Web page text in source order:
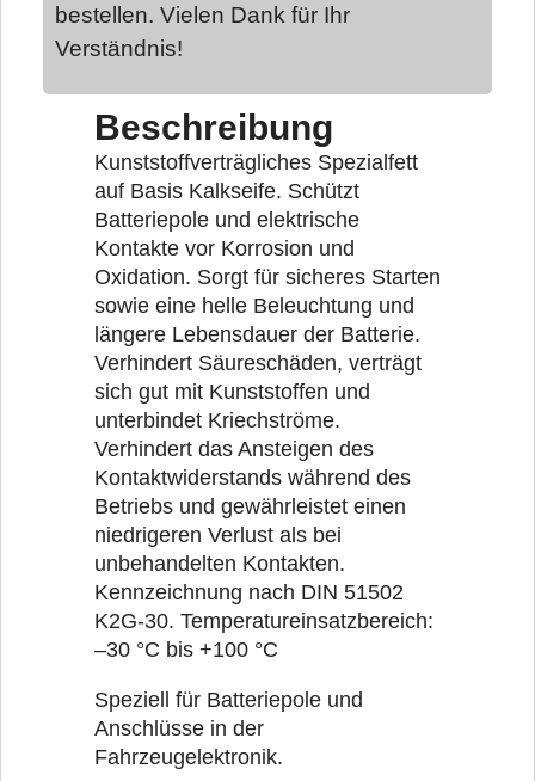
bestellen. Vielen Dank für Ihr
Verständnis!
Beschreibung
Kunststoffverträgliches Spezialfett
auf Basis Kalkseife. Schützt
Batteriepole und elektrische
Kontakte vor Korrosion und
Oxidation. Sorgt für sicheres Starten
sowie eine helle Beleuchtung und
längere Lebensdauer der Batterie.
Verhindert Säureschäden, verträgt
sich gut mit Kunststoffen und
unterbindet Kriechströme.
Verhindert das Ansteigen des
Kontaktwiderstands während des
Betriebs und gewährleistet einen
niedrigeren Verlust als bei
unbehandelten Kontakten.
Kennzeichnung nach DIN 51502
K2G-30. Temperatureinsatzbereich:
–30 °C bis +100 °C
Speziell für Batteriepole und
Anschlüsse in der
Fahrzeugelektronik.